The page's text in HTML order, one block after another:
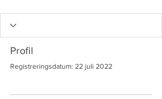
Profil
Registreringsdatum: 22 juli 2022